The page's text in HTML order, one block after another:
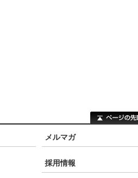
メルマガ
採用情報